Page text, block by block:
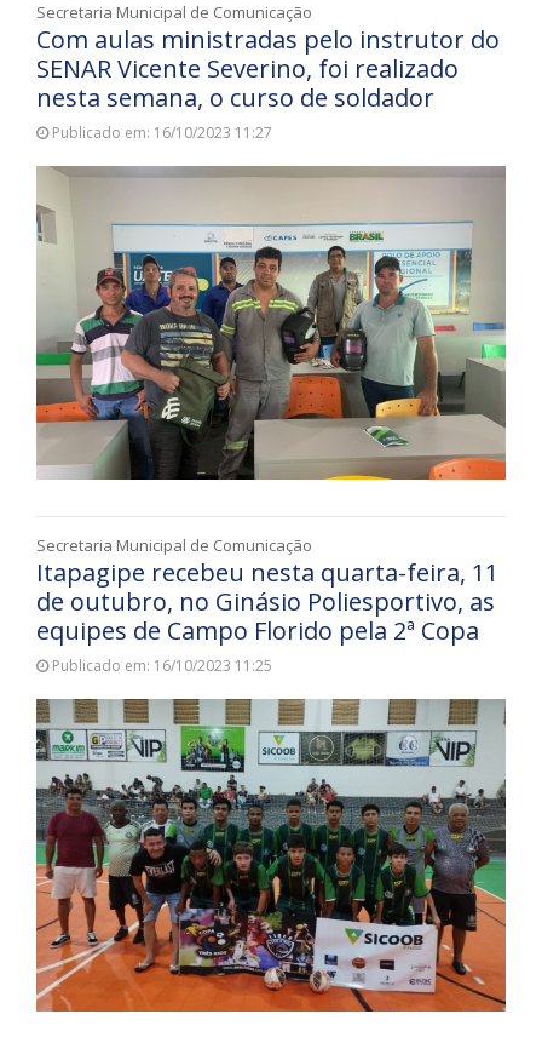
Secretaria Municipal de Comunicação
Com aulas ministradas pelo instrutor do
SENAR Vicente Severino, foi realizado
nesta semana, o curso de soldador
Publicado em: 16/10/2023 11:27
Secretaria Municipal de Comunicação
Itapagipe recebeu nesta quarta-feira, 11
de outubro, no Ginásio Poliesportivo, as
equipes de Campo Florido pela 2ª Copa
Publicado em: 16/10/2023 11:25